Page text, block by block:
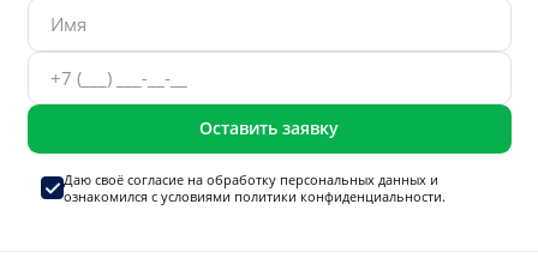
Оставить заявку
Даю своё согласие на обработку персональных данныхи
ознакомился с условиями политики конфиденциальности.